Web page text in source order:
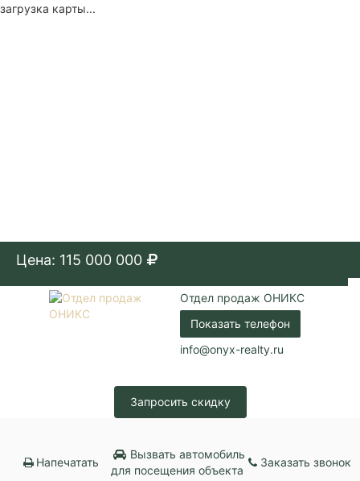
загрузка карты...
Цена: 115 000 000
Отдел продаж ОНИКС
Показать телефон
info@onyx-realty.ru
Запросить скидку
Напечатать
Вызвать автомобиль
для посещения объекта
Заказать звонок